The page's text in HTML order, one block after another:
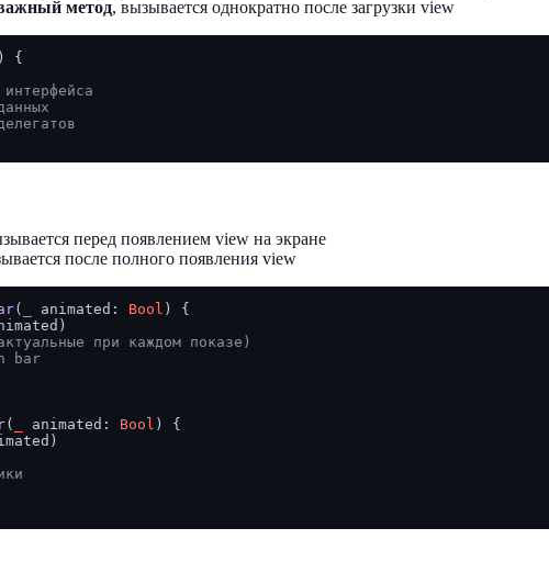
метод, вызывается однократно после загрузки view
{
перед появлением view на экране
после полного появления view
( animated : Bool ) {
при каждом показе)
bar
( animated : Bool ) {